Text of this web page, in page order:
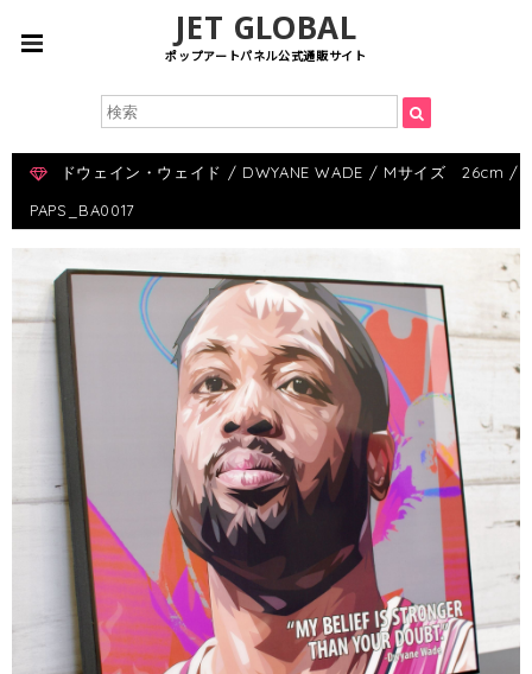
JET GLOBAL
ポップアートパネル公式通販サイト
ドウェイン・ウェイド / DWYANE WADE / Mサイズ 26cm /
PAPS_BA0017